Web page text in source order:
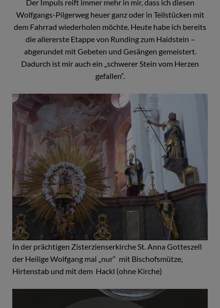
Der Impuls reift immer mehr in mir, dass ich diesen
Wolfgangs-Pilgerweg heuer ganz oder in Teilstücken mit
dem Fahrrad wiederholen möchte. Heute habe ich bereits
die allererste Etappe von Runding zum Haidstein –
abgerundet mit Gebeten und Gesängen gemeistert.
Dadurch ist mir auch ein „schwerer Stein vom Herzen
gefallen“.
In der prächtigen Zisterzienserkirche St. Anna Gotteszell
der Heilige Wolfgang mal „nur“ mit Bischofsmütze,
Hirtenstab und mit dem Hackl (ohne Kirche)